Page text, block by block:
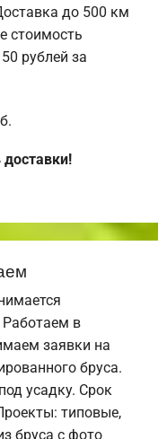
до 500 км
стоимость
рублей за
доставки!
в
заявки на
бруса.
усадку. Срок
типовые,
бруса с фото